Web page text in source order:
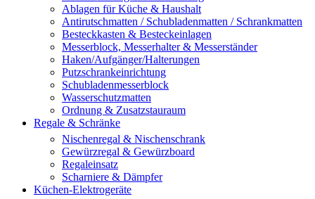
Ablagen für Küche & Haushalt
Antirutschmatten / Schubladenmatten / Schrankmatten
Besteckkasten & Besteckeinlagen
Messerblock, Messerhalter & Messerständer
Haken/Aufgänger/Halterungen
Putzschrankeinrichtung
Schubladenmesserblock
Wasserschutzmatten
Ordnung & Zusatzstauraum
Regale & Schränke
Nischenregal & Nischenschrank
Gewürzregal & Gewürzboard
Regaleinsatz
Scharniere & Dämpfer
Küchen-Elektrogeräte